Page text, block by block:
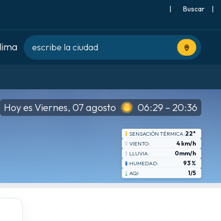
| |
Usa tu
Hoy es Viernes, 07 agosto 06:29 – 20:36
SENSACIÓN TÉRMICA:22°
VIENTO: 4 km/h
LLUVIA: 0mm/h
HUMEDAD: 93 %
AQI 1/5